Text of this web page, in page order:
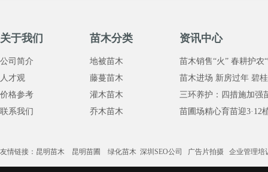
关于我们 苗木分类 资讯中心
公司简介 地被苗木
苗木销售“火” 春耕护农
苗木进场 新房过年 碧
三环养护：四措施加强
苗圃场精心育苗迎3·12
人才观
藤蔓苗木
价格参考
灌木苗木
联系我们
乔木苗木
友情链接： 昆明苗木 昆明苗圃 绿化苗木 深圳SEO公司 广告片拍摄 企业管理培